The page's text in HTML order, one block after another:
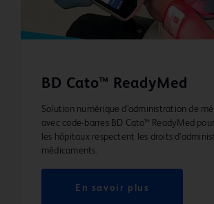
BD Cato™ ReadyMed
Solution numérique d’administration de
avec code-barres BD Cato™ ReadyMed
les hôpitaux respectent les droits
médicaments.
En savoir plus